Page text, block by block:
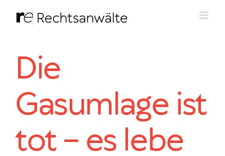
Inhalt
Die
Gasumlage ist
tot – es lebe